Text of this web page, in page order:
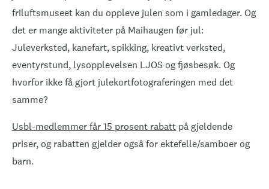
friluftsmuseet kan du oppleve julen som i gamledager. Og
det er mange aktiviteter på Maihaugen før jul:
Juleverksted, kanefart, spikking, kreativt verksted,
eventyrstund, lysopplevelsen LJOS og fjøsbesøk. Og
hvorfor ikke få gjort julekortfotograferingen med det
samme?
Usbl-medlemmer får 15 prosent rabatt på gjeldende
priser, og rabatten gjelder også for ektefelle/samboer og
barn.